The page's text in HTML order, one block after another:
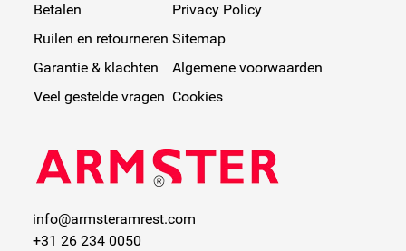
Betalen
Ruilen en retourneren
Garantie & klachten
Veel gestelde vragen
Privacy Policy
Sitemap
Algemene voorwaarden
Cookies
info@armsteramrest.com
+31 26 234 0050